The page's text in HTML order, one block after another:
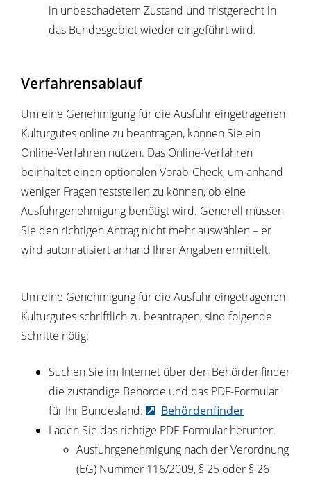
in unbeschadetem Zustand und fristgerecht in
das Bundesgebiet wieder eingeführt wird.
Verfahrensablauf
Um eine Genehmigung für die Ausfuhr eingetragenen
Kulturgutes online zu beantragen, können Sie ein
Online-Verfahren nutzen. Das Online-Verfahren
beinhaltet einen optionalen Vorab-Check, um anhand
weniger Fragen feststellen zu können, ob eine
Ausfuhrgenehmigung benötigt wird. Generell müssen
Sie den richtigen Antrag nicht mehr auswählen – er
wird automatisiert anhand Ihrer Angaben ermittelt.
Um eine Genehmigung für die Ausfuhr eingetragenen
Kulturgutes schriftlich zu beantragen, sind folgende
Schritte nötig:
Suchen Sie im Internet über den Behördenfinder
die zuständige Behörde und das PDF-Formular
für Ihr Bundesland:
Behördenfinder
Laden Sie das richtige PDF-Formular herunter.
Ausfuhrgenehmigung nach der Verordnung
(EG) Nummer 116/2009, § 25 oder § 26